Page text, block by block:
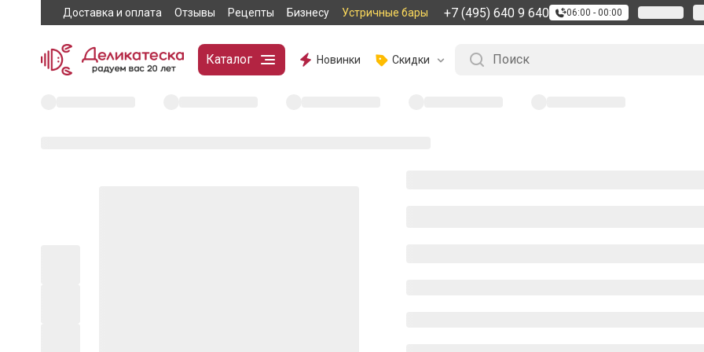
Доставка и оплата Отзывы Рецепты Бизнесу Устричные бары +7 (495) 640 9 640 06:00 - 00:00
Каталог Новинки Скидки